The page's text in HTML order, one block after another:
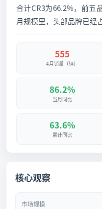
合计CR3为66.2%，前五
月规模里，头部品牌已经
555
4月销量（辆）
86.2%
当月同比
63.6%
累计同比
核心观察
市场规模